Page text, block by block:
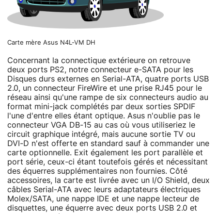
Carte mère Asus N4L-VM DH
Concernant la connectique extérieure on retrouve
deux ports PS2, notre connecteur e-SATA pour les
Disques durs externes en Serial-ATA, quatre ports USB
2.0, un connecteur FireWire et une prise RJ45 pour le
réseau ainsi qu'une rampe de six connecteurs audio au
format mini-jack complétés par deux sorties SPDIF
l'une d'entre elles étant optique. Asus n'oublie pas le
connecteur VGA DB-15 au cas où vous utiliseriez le
circuit graphique intégré, mais aucune sortie TV ou
DVI-D n'est offerte en standard sauf à commander une
carte optionnelle. Exit également les port parallèle et
port série, ceux-ci étant toutefois gérés et nécessitant
des équerres supplémentaires non fournies. Côté
accessoires, la carte est livrée avec un I/O Shield, deux
câbles Serial-ATA avec leurs adaptateurs électriques
Molex/SATA, une nappe IDE et une nappe lecteur de
disquettes, une équerre avec deux ports USB 2.0 et